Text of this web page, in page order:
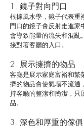
1. 鏡子對向門口
根據風水學，鏡子代表重
門口的鏡子會反射走進家
會導致能量的流失和混亂
接對著客廳的入口。
2. 展示擁擠的物品
客廳是展示家庭富裕和繁
擠的物品會使氣場不流通
持客廳的整潔和簡潔，只
品。
3. 深色和厚重的傢俱